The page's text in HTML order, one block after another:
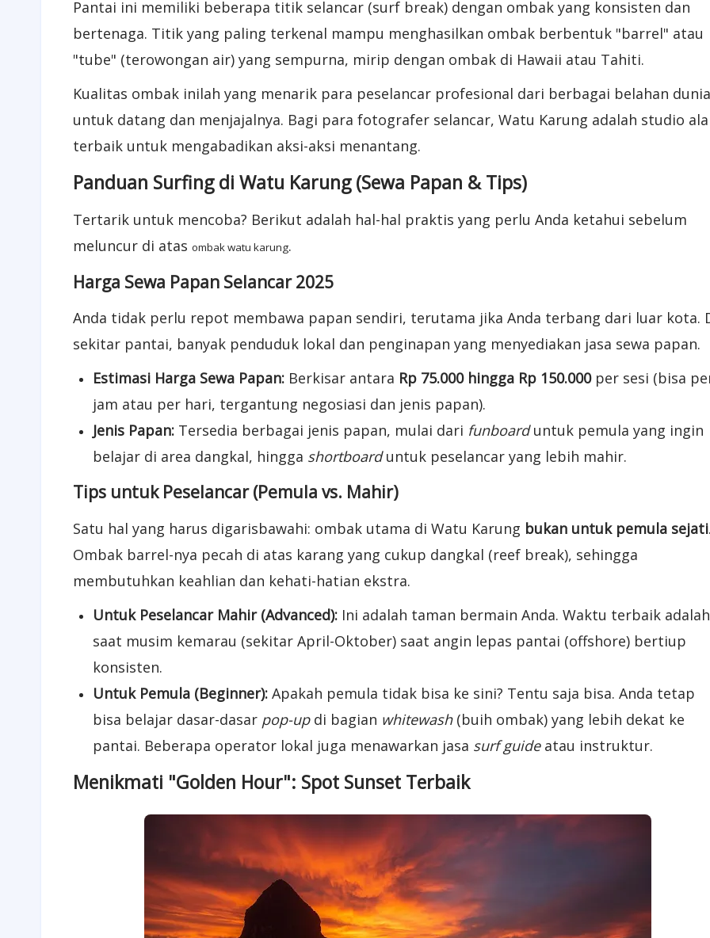
Pantai ini memiliki beberapa titik selancar (surf break) dengan ombak yang konsisten dan
bertenaga. Titik yang paling terkenal mampu menghasilkan ombak berbentuk "barrel" atau
"tube" (terowongan air) yang sempurna, mirip dengan ombak di Hawaii atau Tahiti.
Kualitas ombak inilah yang menarik para peselancar profesional dari berbagai belahan dunia
untuk datang dan menjajalnya. Bagi para fotografer selancar, Watu Karung adalah studio
terbaik untuk mengabadikan aksi-aksi menantang.
Panduan Surfing di Watu Karung (Sewa Papan & Tips)
Tertarik untuk mencoba? Berikut adalah hal-hal praktis yang perlu Anda ketahui sebelum
meluncur di atas ombak watu karung.
Harga Sewa Papan Selancar 2025
Anda tidak perlu repot membawa papan sendiri, terutama jika Anda terbang dari luar kota.
sekitar pantai, banyak penduduk lokal dan penginapan yang menyediakan jasa sewa papan.
Estimasi Harga Sewa Papan: Berkisar antara Rp 75.000 hingga Rp 150.000per sesi (bisa
jam atau per hari, tergantung negosiasi dan jenis papan).
Jenis Papan: Tersedia berbagai jenis papan, mulai dari funboarduntuk pemula yang ingin
belajar di area dangkal, hingga shortboarduntuk peselancar yang lebih mahir.
Tips untuk Peselancar (Pemula vs. Mahir)
Satu hal yang harus digarisbawahi: ombak utama di Watu Karung bukan untuk pemula sejati
Ombak barrel-nya pecah di atas karang yang cukup dangkal (reef break), sehingga
membutuhkan keahlian dan kehati-hatian ekstra.
Untuk Peselancar Mahir (Advanced): Ini adalah taman bermain Anda. Waktu terbaik adalah
saat musim kemarau (sekitar April-Oktober) saat angin lepas pantai (offshore) bertiup
konsisten.
Untuk Pemula (Beginner): Apakah pemula tidak bisa ke sini? Tentu saja bisa. Anda tetap
bisa belajar dasar-dasar pop-updi bagian whitewash(buih ombak) yang lebih dekat ke
pantai. Beberapa operator lokal juga menawarkan jasa surf guideatau instruktur.
Menikmati "Golden Hour": Spot Sunset Terbaik